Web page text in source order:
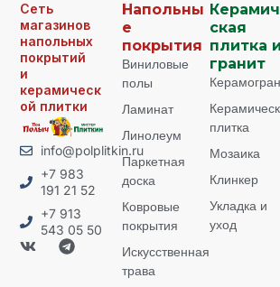
Сеть
магазинов
напольных
покрытий
и
керамическ
ой плитки
info@polplitkin.ru
+7 983
191 21 52
+7 913
543 05 50
Напольны
е
покрытия
Виниловые
полы
Ламинат
Линолеум
Паркетная
доска
Ковровые
покрытия
Искусственная
трава
ская
плитка и
гранит
плитка
Мозаика
Клинкер
Укладка и
уход